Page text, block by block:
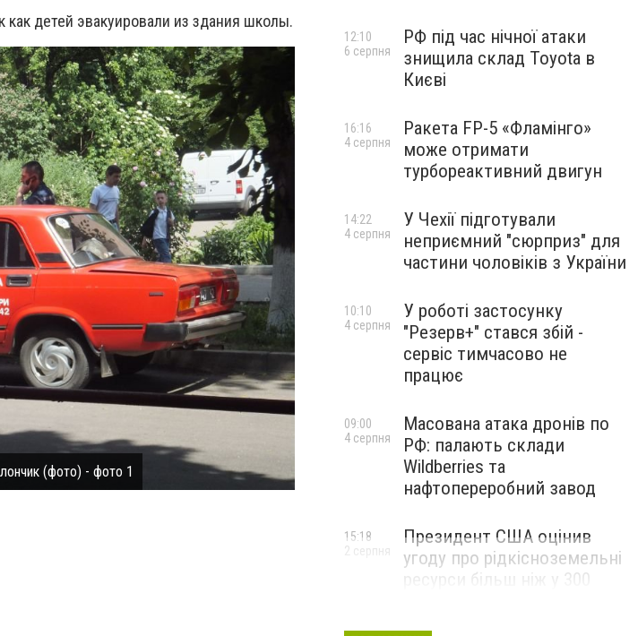
детей эвакуировали из здания школы.
(фото) - фото 1 В Кировоградской школе кто-то распылил
РФ під час нічної атаки
знищила склад Toyota в
Києві
12:10
6 серпня
Ракета FP-5 «Фламінго»
може отримати
турбореактивний двигун
16:16
4 серпня
У Чехії підготували
неприємний "сюрприз" для
частини чоловіків з України
14:22
4 серпня
У роботі застосунку
"Резерв+" стався збій -
сервіс тимчасово не
працює
10:10
4 серпня
Масована атака дронів по
РФ: палають склади
Wildberries та
нафтопереробний завод
09:00
4 серпня
Президент США оцінив
угоду про рідкісноземельні
ресурси більш ніж у 300
15:18
2 серпня